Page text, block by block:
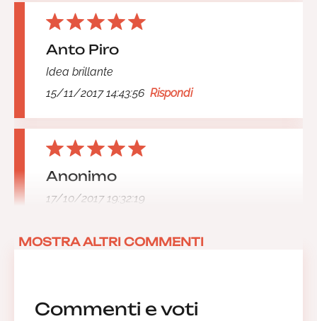
Commenti e voti
Anto Piro
Idea brillante
15/11/2017 14:43:56 Rispondi
Anonimo
17/10/2017 19:32:19
MOSTRA ALTRI COMMENTI